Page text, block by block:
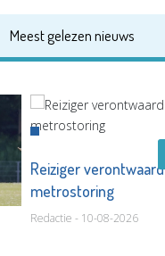
Meest gelezen nieuws
Reiziger
metrostoring
Redactie - 10-08-2026